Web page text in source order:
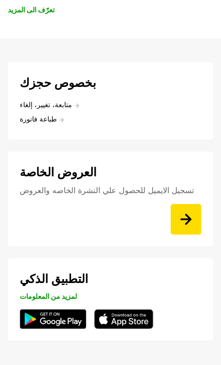
تعرّف الى المزيد
بخصوص حجزك
متابعة، تغيير، إلغاء
طباعة فاتورة
العروض الخاصة
تسجيل الايميل للحصول علي النشرة الخاصه والعروض
التطبيق الذكي
لمزيد من المعلومات